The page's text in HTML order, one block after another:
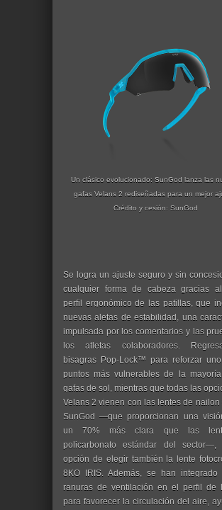
Un clásico evolucionado: SunGod lanza las
gafas Velans 2 rediseñadas para un mejor
Crédito y cesión: SunGod
Se logra un ajuste seguro y sin
cualquier forma de cabeza gracias
perfil ergonómico de las patillas, que
nuevas aletas de estabilidad, una
impulsada por los comentarios y las
los atletas colaboradores.
bisagras Pop-Lock™ para reforzar
puntos más vulnerables de la
gafas de sol, mientras que todas las
Velans 2 vienen con las lentes de nailon
SunGod —que proporcionan una
un 70% más clara que las
policarbonato estándar del
opción de elegir también la lente
8KO IRIS. Además, se han integrado
ranuras de ventilación en el perfil de
para favorecer la circulación del aire,